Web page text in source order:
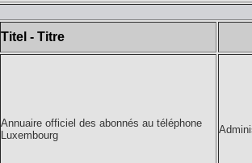
Titel - Titre
Annuaire officiel des abonnés au téléphone
Luxembourg